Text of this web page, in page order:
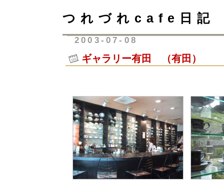
つれづれcafe日記
2003-07-08
ギャラリー有田 （有田）